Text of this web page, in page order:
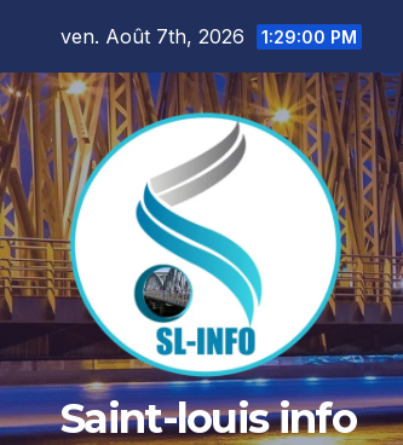
content
ven. Août 7th, 2026 1:29:02 PM
Saint-louis info